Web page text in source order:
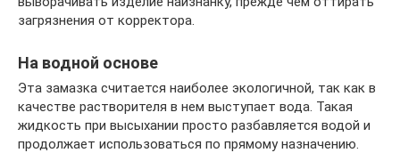
загрязнения от корректора.
На водной основе
Эта замазка считается наиболее экологичной, так как в
качестве растворителя в нем выступает вода. Такая
жидкость при высыхании просто разбавляется водой и
продолжает использоваться по прямому назначению.